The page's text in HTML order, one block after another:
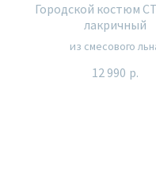
Городской костюм
лакричный
из смесового
12 990 р.